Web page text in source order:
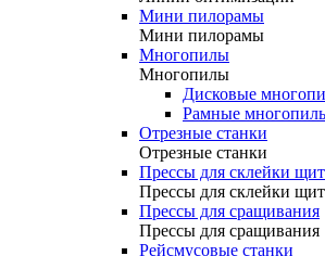
Мини пилорамы
Мини пилорамы
Многопилы
Многопилы
Дисковые
Рамные
Отрезные станки
Отрезные станки
Прессы для склейки
Прессы для склейки
Прессы для сращивания
Прессы для сращивания
Рейсмусовые станки